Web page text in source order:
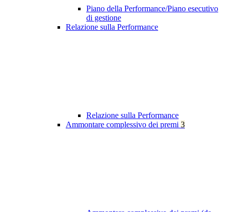
Piano della Performance/Piano esecutivo
di gestione
Relazione sulla Performance
Relazione sulla Performance
Ammontare complessivo dei premi 3